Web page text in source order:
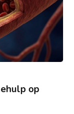
op